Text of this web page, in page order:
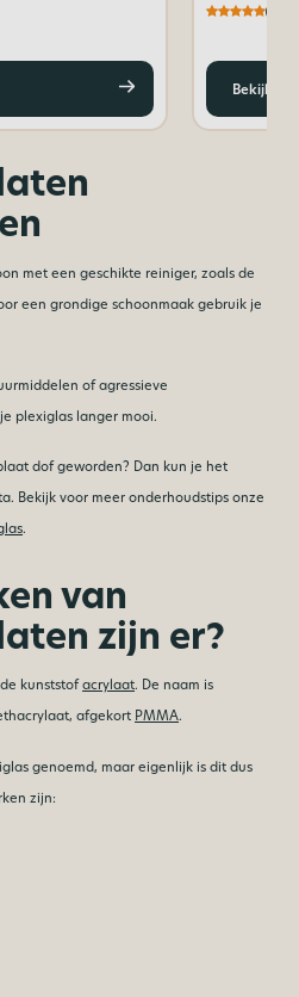
(5,0)
Bekijk
met een geschikte reiniger, zoals de
een grondige schoonmaak gebruik je
of agressieve
plexiglas langer mooi.
dof geworden? Dan kun je het
Bekijk voor meer onderhoudstips onze
.
van
zijn er?
kunststofacrylaat. De naam is
afgekort PMMA.
genoemd, maar eigenlijk is dit dus
zijn: